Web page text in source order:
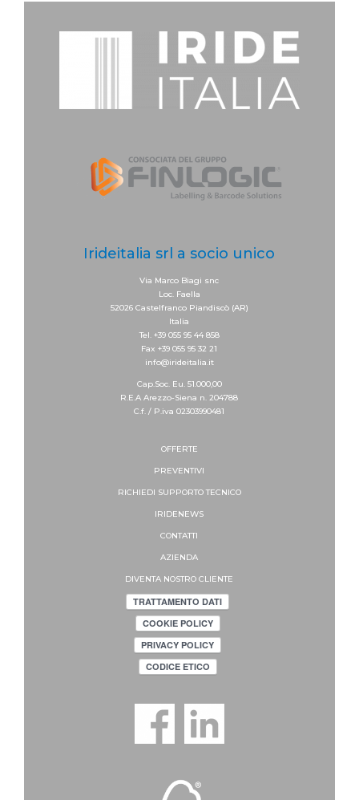
Irideitalia srl a socio unico
Via Marco Biagi snc
Loc. Faella
52026 Castelfranco Piandiscò (AR)
Italia
Tel. +39 055 95 44 858
Fax +39 055 95 32 21
info@irideitalia.it
Cap.Soc. Eu. 51.000,00
R.E.A Arezzo-Siena n. 204788
C.f. / P.iva 02303990481
OFFERTE
PREVENTIVI
RICHIEDI SUPPORTOTECNICO
IRIDENEWS
CONTATTI
AZIENDA
DIVENTA NOSTRO CLIENTE